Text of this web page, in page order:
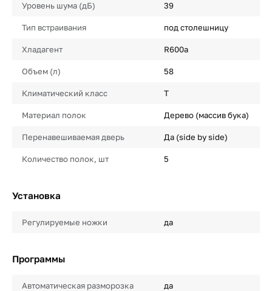
Уровень шума (дБ) 39
Тип встраивания под столешницу
Хладагент R600a
Объем (л) 58
Климатический класс T
Материал полок Дерево (массив бука)
Перенавешиваемая дверь Да (side by side)
Количество полок, шт 5
Установка
Регулируемые ножки да
Программы
Автоматическая разморозка да